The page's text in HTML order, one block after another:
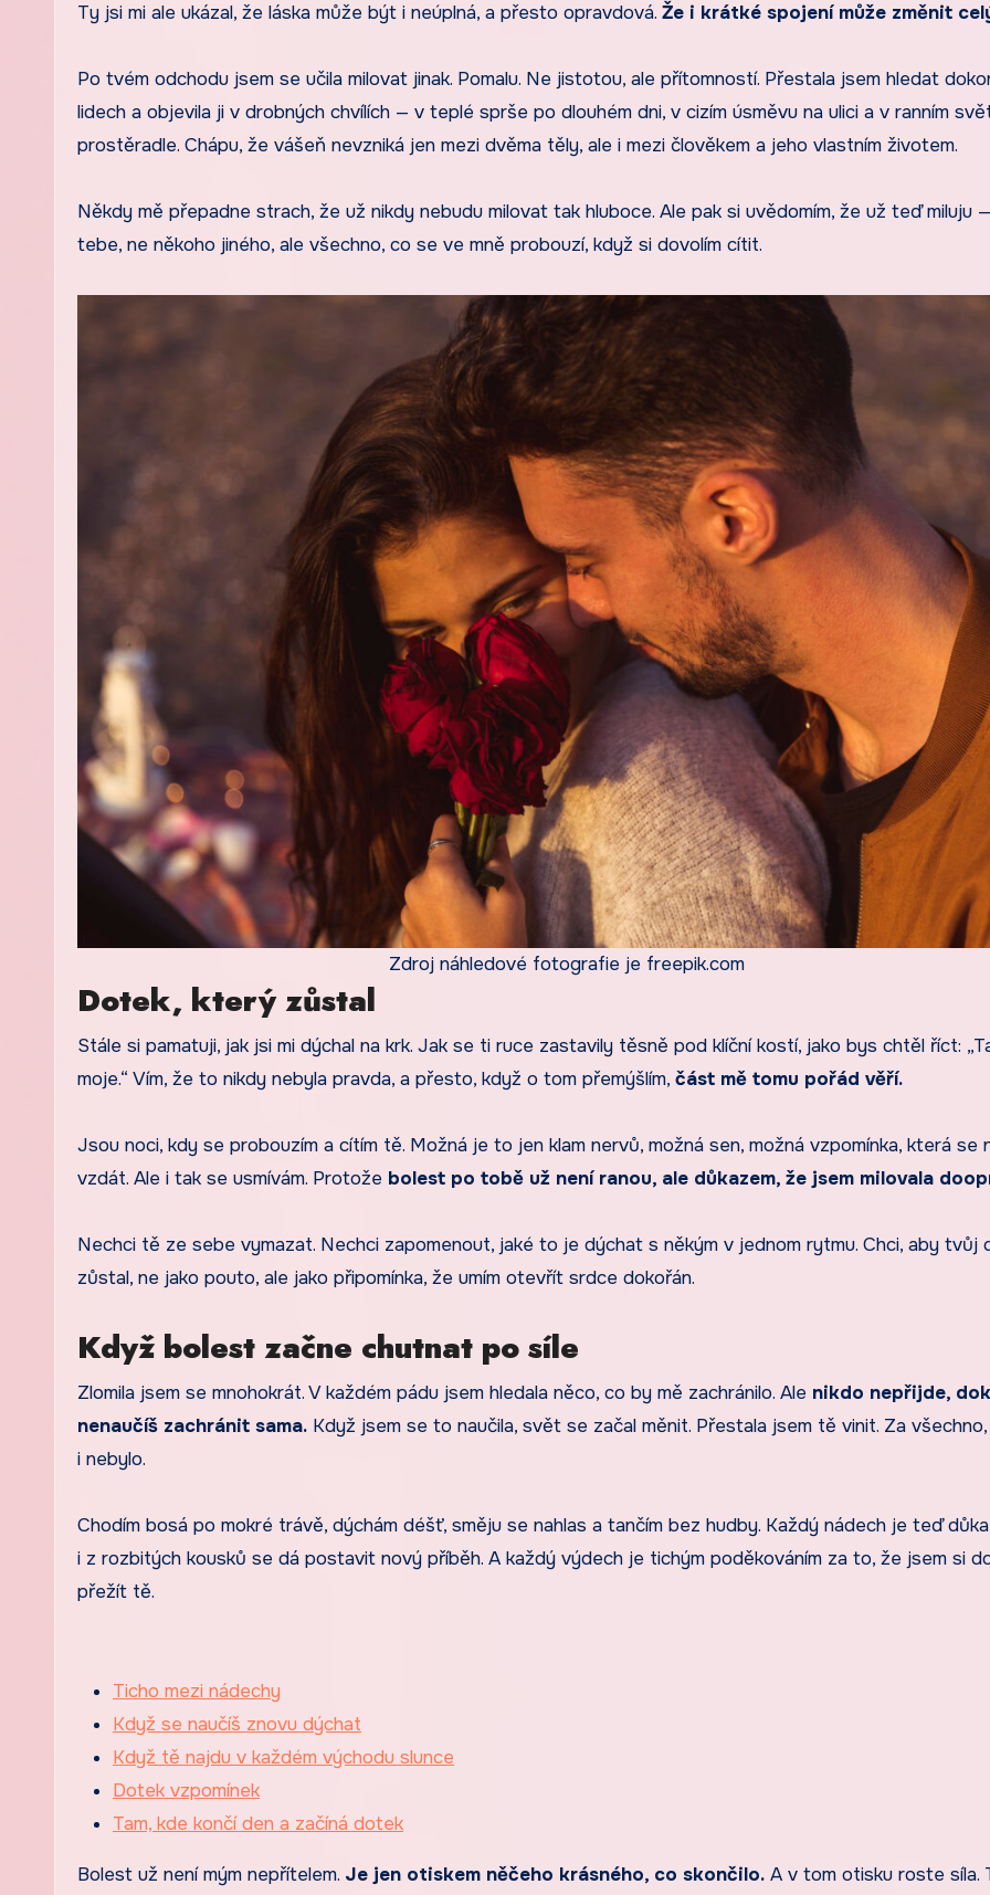
Ty jsi mi ale ukázal, že láska může být i neúplná, a přesto opravdová. Že i krátké spojení může změnit
Po tvém odchodu jsem se učila milovat jinak. Pomalu. Ne jistotou, ale přítomností. Přestala jsem hledat
lidech a objevila ji v drobných chvílích — v teplé sprše po dlouhém dni, v cizím úsměvu na ulici a v ranním
prostěradle. Chápu, že vášeň nevzniká jen mezi dvěma těly, ale i mezi člověkem a jeho vlastním životem.
Někdy mě přepadne strach, že už nikdy nebudu milovat tak hluboce. Ale pak si uvědomím, že už teď miluju
tebe, ne někoho jiného, ale všechno, co se ve mně probouzí, když si dovolím cítit.
Zdroj náhledové fotografie je freepik.com
Dotek, který zůstal
Stále si pamatuji, jak jsi mi dýchal na krk. Jak se ti ruce zastavily těsně pod klíční kostí, jako bys chtěl říct:
moje.“ Vím, že to nikdy nebyla pravda, a přesto, když o tom přemýšlím, část mě tomu pořád věří.
Jsou noci, kdy se probouzím a cítím tě. Možná je to jen klam nervů, možná sen, možná vzpomínka, která se
vzdát. Ale i tak se usmívám. Protože bolest po tobě už není ranou, ale důkazem, že jsem milovala
Nechci tě ze sebe vymazat. Nechci zapomenout, jaké to je dýchat s někým v jednom rytmu. Chci, aby tvůj
zůstal, ne jako pouto, ale jako připomínka, že umím otevřít srdce dokořán.
Když bolest začne chutnat po síle
Zlomila jsem se mnohokrát. V každém pádu jsem hledala něco, co by mě zachránilo. Ale nikdo nepřijde,
nenaučíš zachránit sama. Když jsem se to naučila, svět se začal měnit. Přestala jsem tě vinit. Za
i nebylo.
Chodím bosá po mokré trávě, dýchám déšť, směju se nahlas a tančím bez hudby. Každý nádech je teď
i z rozbitých kousků se dá postavit nový příběh. A každý výdech je tichým poděkováním za to, že jsem si
přežít tě.
Ticho mezi nádechy
Když se naučíš znovu dýchat
Když tě najdu v každém východu slunce
Dotek vzpomínek
Tam, kde končí den a začíná dotek
Bolest už není mým nepřítelem. Je jen otiskem něčeho krásného, co skončilo. A v tom otisku roste síla.